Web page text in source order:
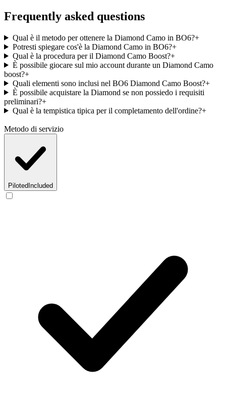
Frequently asked questions
Qual è il metodo per ottenere la Diamond Camo in BO6?+
Potresti spiegare cos'è la Diamond Camo in BO6?+
Qual è la procedura per il Diamond Camo Boost?+
È possibile giocare sul mio account durante un Diamond Camo
boost?+
Quali elementi sono inclusi nel BO6 Diamond Camo Boost?+
È possibile acquistare la Diamond se non possiedo i requisiti
preliminari?+
Qual è la tempistica tipica per il completamento dell'ordine?+
Metodo di servizio
Piloted Included